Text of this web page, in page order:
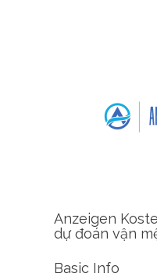
Anzeigen
dự đoán vận
Basic Info